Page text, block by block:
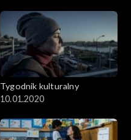
Tygodnik kulturalny
10.01.2020